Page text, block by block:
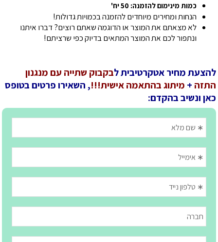
כמות מינימום להזמנה: 50 יח'
הנחות ומחירים מיוחדים להזמנה בכמויות גדולות!
לא מצאתם את המוצר או הדוגמה שאתם רוצים? דברו איתנו
ונתפור לכם את המוצר המתאים בדיוק כפי שרציתם!
להצעת מחיר אטקרטיבית לבקבוק שתייה עם מנגנון
התזה + מיתוג בהתאמה אישית!!!, השאירו פרטים בטופס
כאן ונשיב בהקדם: